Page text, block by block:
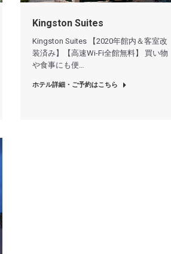
Kingston Suites
Kingston Suites 【2020年館内＆客室改
装済み】【高速Wi-Fi全館無料】 買い物
や食事にも便…
ホテル詳細・ご予約はこちら